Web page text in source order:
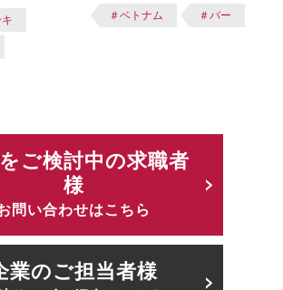
＃ベトナム ＃バー
ご検討中の求職者
様
問い合わせはこちら
業のご担当者様